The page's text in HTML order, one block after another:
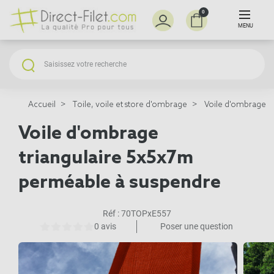
0
MENU
Accueil Toile, voile et store d'ombrage Voile d'ombrage à
Voile d'ombrage
triangulaire 5x5x7m
perméable à suspendre
Réf :70TOPxE557
0 avis
Poser une question